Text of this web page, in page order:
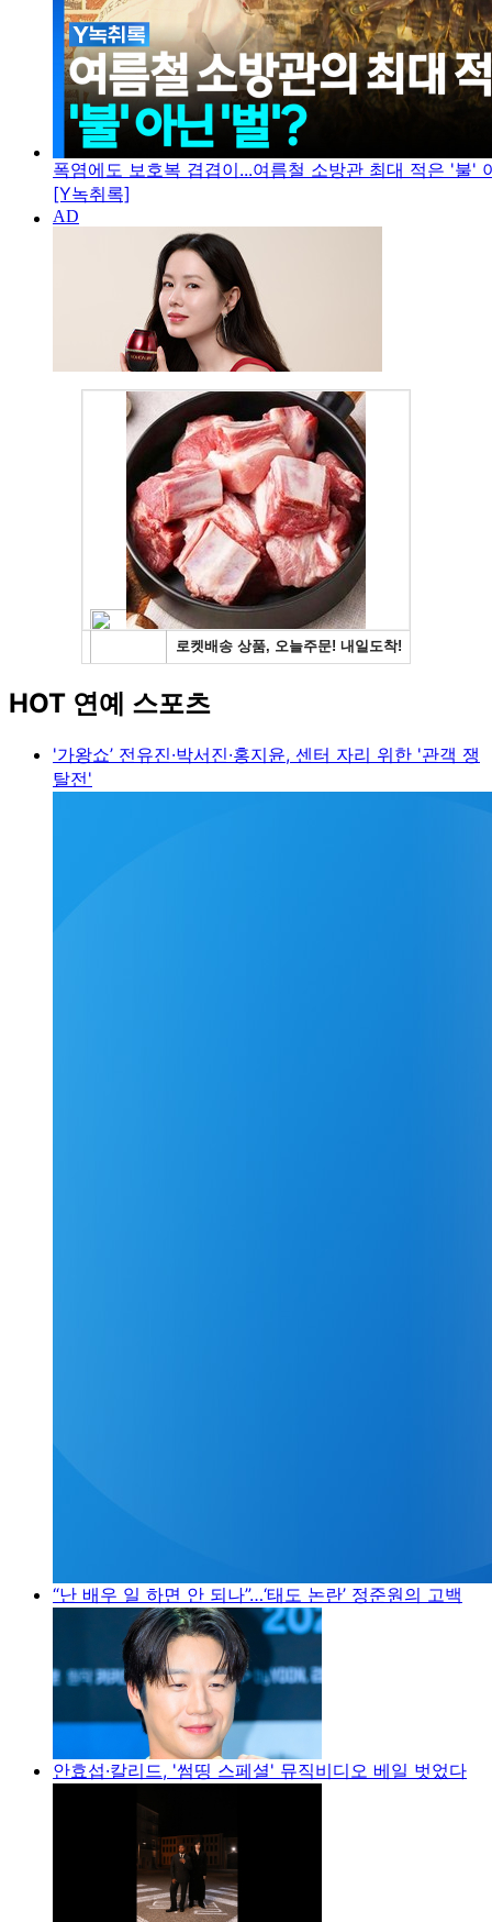
폭염에도 보호복 겹겹이...여름철 소방관 최대 적은 '불'
[Y녹취록]
HOT 연예 스포츠
'가왕쇼’ 전유진·박서진·홍지윤, 센터 자리 위한 '관객 쟁
탈전'
“난 배우 일 하면 안 되나”…‘태도 논란’ 정준원의 고백
안효섭·칼리드, '썸띵 스페셜' 뮤직비디오 베일 벗었다